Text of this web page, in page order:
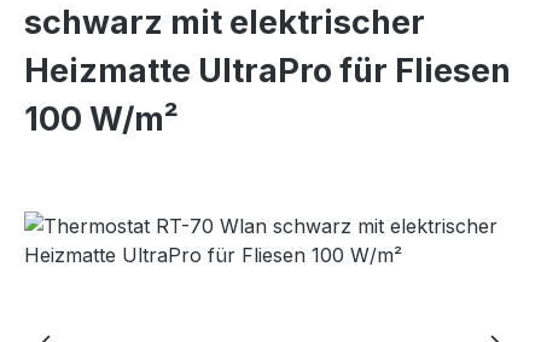
schwarz mit elektrischer
Heizmatte UltraPro für Fliesen
100 W/m²
Bildergalerie überspringen